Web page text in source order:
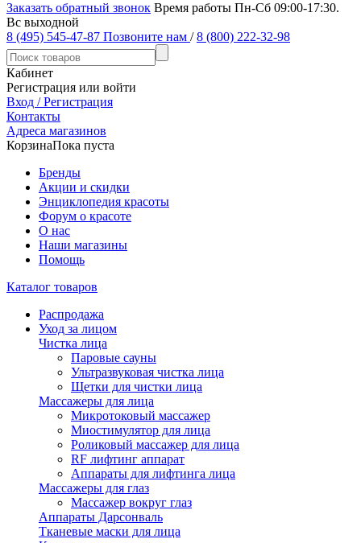
Заказать обратный звонок Время работы Пн-Сб 09:00-17:30.
Вс выходной
8 (495) 545-47-87 Позвоните нам / 8 (800) 222-32-98
Кабинет
Регистрация или войти
Вход / Регистрация
Контакты
Адреса магазинов
КорзинаПока пуста
Бренды
Акции и скидки
Энциклопедия красоты
Форум о красоте
О нас
Наши магазины
Помощь
Каталог товаров
Распродажа
Уход за лицом
Чистка лица
Паровые сауны
Ультразвуковая чистка лица
Щетки для чистки лица
Массажеры для лица
Микротоковый массажер
Миостимулятор для лица
Роликовый массажер для лица
RF лифтинг аппарат
Аппараты для лифтинга лица
Массажеры для глаз
Массажер вокруг глаз
Аппараты Дарсонваль
Тканевые маски для лица